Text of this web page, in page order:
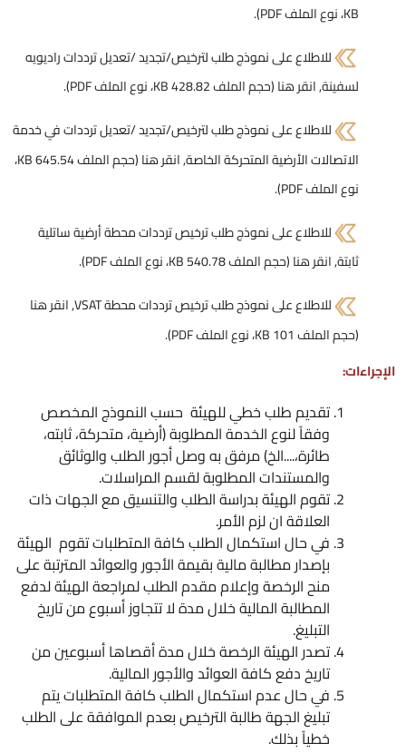
KB، نوع الملف PDF)
.
للاطلاع على نموذج طلب لترخيص/تجديد /تعديل ترددات راديويه
لسفينة,انقر هنا (حجم الملف 428.82 KB، نوع الملف PDF)
.
للاطلاع على نموذج طلب لترخيص/تجديد /تعديل ترددات في خدمة
الاتصالات الأرضية المتحركة الخاصة,
انقر هنا (حجم الملف 645.54 KB،
نوع الملف PDF)
.
للاطلاع على نموذج طلب ترخيص ترددات محطة أرضية ساتلية
ثابتة,انقر هنا (حجم الملف 540.78 KB، نوع الملف PDF)
.
للاطلاع على نموذج طلب ترخيص ترددات محطة VSAT,
انقر هنا
(حجم الملف 101 KB، نوع الملف PDF)
.
الإجراءات:
تقديم طلب خطي للهيئة حسب النموذج المخصص
وفقاً لنوع الخدمة المطلوبة (أرضية، متحركة، ثابته،
طائرة،....الخ) مرفق به وصل أجور الطلب والوثائق
والمستندات المطلوبة لقسم المراسلات.
تقوم الهيئة بدراسة الطلب والتنسيق مع الجهات ذات
العلاقة ان لزم الأمر.
في حال استكمال الطلب كافة المتطلبات تقوم الهيئة
بإصدار مطالبة مالية بقيمة الأجور والعوائد المترتبة على
منح الرخصة وإعلام مقدم الطلب لمراجعة الهيئة لدفع
المطالبة المالية خلال مدة لا تتجاوز أسبوع من تاريخ
التبليغ.
تصدر الهيئة الرخصة خلال مدة أقصاها أسبوعين من
تاريخ دفع كافة العوائد والأجور المالية.
في حال عدم استكمال الطلب كافة المتطلبات يتم
تبليغ الجهة طالبة الترخيص بعدم الموافقة على الطلب
خطياً بذلك.